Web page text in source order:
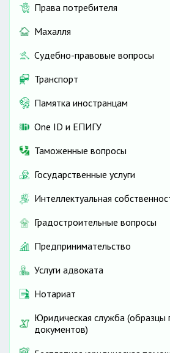
Права потребителя
Махалля
Судебно-правовые вопросы
Транспорт
Памятка иностранцам
One ID и ЕПИГУ
Таможенные вопросы
Государственные услуги
Интеллектуальная
Градостроительные вопросы
Предпринимательство
Услуги адвоката
Нотариат
Юридическая служба (образцы
документов)